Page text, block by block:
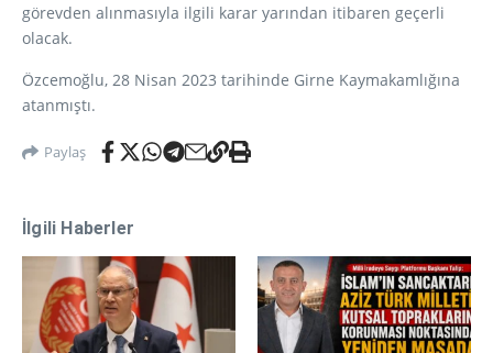
görevden alınmasıyla ilgili karar yarından itibaren geçerli
olacak.
Özcemoğlu, 28 Nisan 2023 tarihinde Girne Kaymakamlığına
atanmıştı.
Paylaş
İlgili Haberler